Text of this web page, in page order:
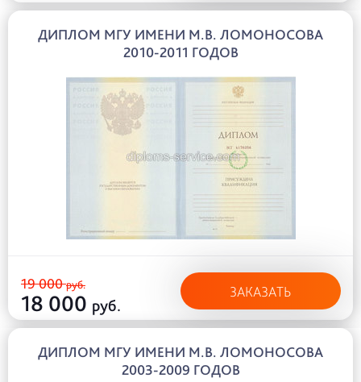
ДИПЛОМ МГУ ИМЕНИ М.В. ЛОМОНОСОВА
2010-2011 ГОДОВ
19 000руб.
18 000 руб.
ЗАКАЗАТЬ
ДИПЛОМ МГУ ИМЕНИ М.В. ЛОМОНОСОВА
2003-2009 ГОДОВ